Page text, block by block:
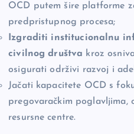
OCD putem šire platforme
predpristupnog procesa;
Izgraditi institucionalnu
civilnog društva kroz
osigurati održivi razvoj i
Jačati kapacitete OCD s
pregovaračkim poglavljima,
resursne centre.